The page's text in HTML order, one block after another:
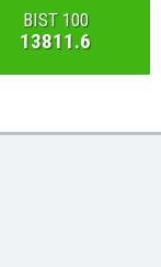
BIST 100
13811.6